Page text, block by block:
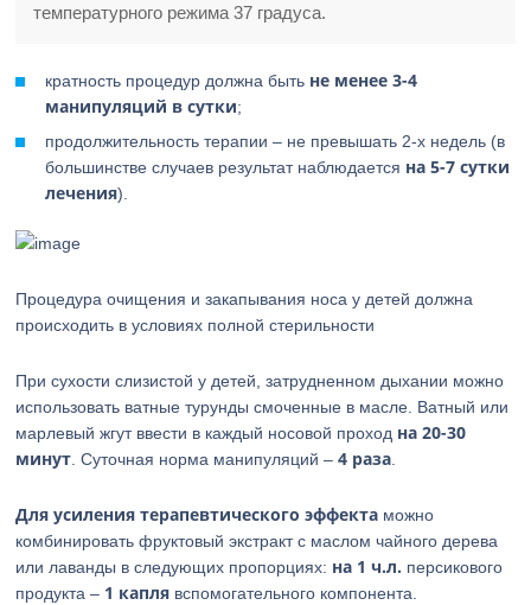
температурного режима 37 градуса.
кратность процедур должна быть не менее 3-4
манипуляций в сутки;
продолжительность терапии – не превышать 2-х недель (в
большинстве случаев результат наблюдается на 5-7 сутки
лечения).
Процедура очищения и закапывания носа у детей должна
происходить в условиях полной стерильности
При сухости слизистой у детей, затрудненном дыхании можно
использовать ватные турунды смоченные в масле. Ватный или
марлевый жгут ввести в каждый носовой проход на 20-30
минут . Суточная норма манипуляций –4 раза
Для усиления терапевтического эффекта можно
комбинировать фруктовый экстракт с маслом чайного дерева
или лаванды в следующих пропорциях: на 1 ч.л. персикового
продукта – 1 капля вспомогательного компонента.